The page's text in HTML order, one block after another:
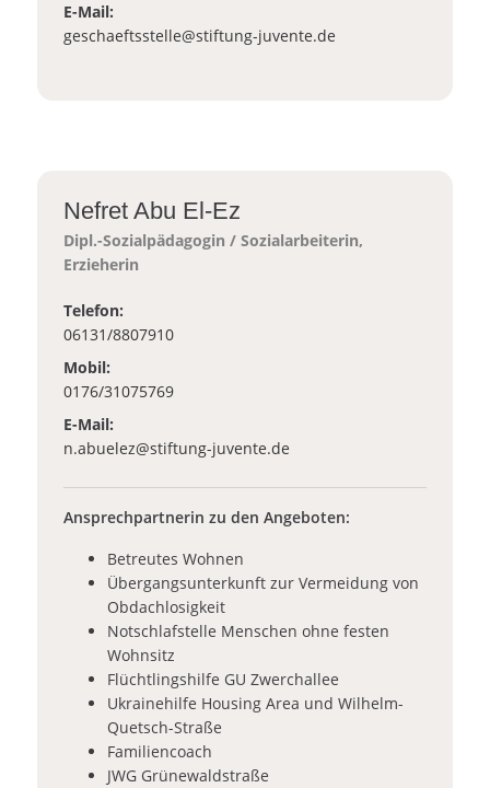
E-Mail:
geschaeftsstelle
_at_
stiftung-juvente.de
Nefret Abu El-Ez
Dipl.-Sozialpädagogin / Sozialarbeiterin,
Erzieherin
Telefon:
06131/8807910
Mobil:
0176/31075769
E-Mail:
n.abuelez
_at_
stiftung-juvente.de
Ansprechpartnerin zu den Angeboten:
Betreutes Wohnen
Übergangsunterkunft zur Vermeidung von
Obdachlosigkeit
Notschlafstelle Menschen ohne festen
Wohnsitz
Flüchtlingshilfe GU Zwerchallee
Ukrainehilfe Housing Area und Wilhelm-
Quetsch-Straße
Familiencoach
JWG Grünewaldstraße